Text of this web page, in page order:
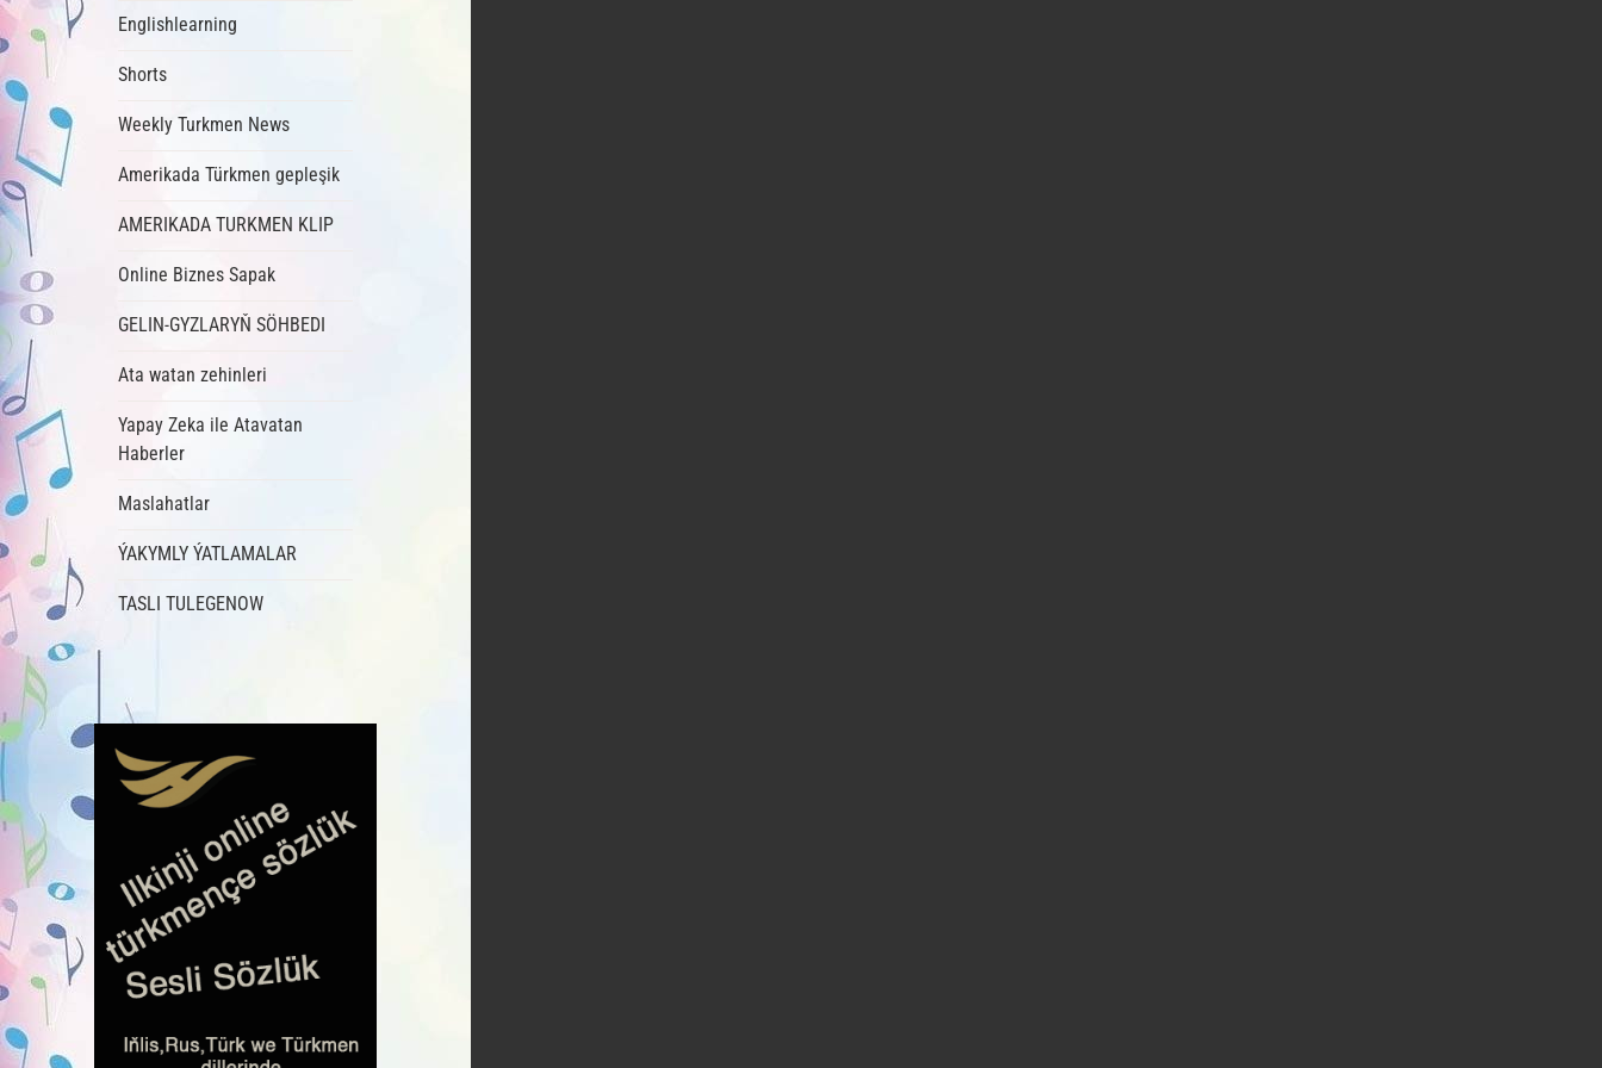
Englishlearning
Shorts
Weekly Turkmen News
Amerikada Türkmen gepleşik
AMERIKADA TURKMEN KLIP
Online Biznes Sapak
GELIN-GYZLARYŇ SÖHBEDI
Ata watan zehinleri
Yapay Zeka ile Atavatan
Haberler
Maslahatlar
ÝAKYMLY ÝATLAMALAR
TASLI TULEGENOW